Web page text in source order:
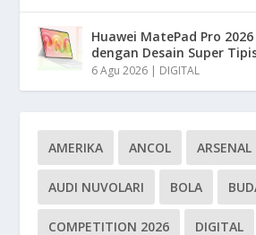
Huawei MatePad Pro
dengan Desain Super
6 Agu 2026 | DIGITAL
AMERIKA ANCOL ARSENAL
AUDI NUVOLARI BOLA
COMPETITION 2026 DIGITAL